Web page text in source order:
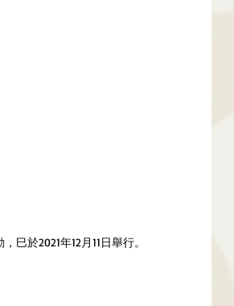
巳於2021年12月11日舉行。